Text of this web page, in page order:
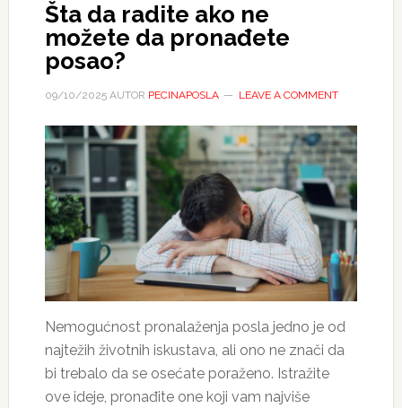
Šta da radite ako ne
možete da pronađete
posao?
09/10/2025AUTOR PECINAPOSLA LEAVE A COMMENT
Nemogućnost pronalaženja posla jedno je od
najtežih životnih iskustava, ali ono ne znači da
bi trebalo da se osećate poraženo. Istražite
ove ideje, pronađite one koji vam najviše